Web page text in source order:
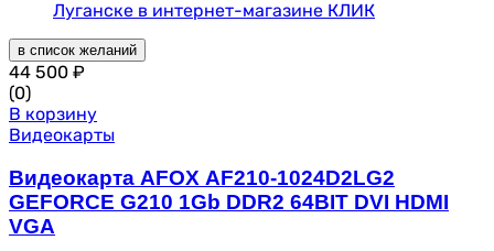
в список желаний
44 500 ₽
(0)
В корзину
Видеокарты
Видеокарта AFOX AF210-1024D2LG2
GEFORCE G210 1Gb DDR2 64BIT DVI HDMI
VGA